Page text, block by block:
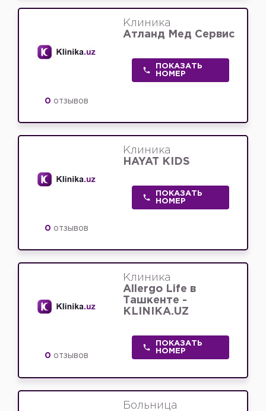
0 отзывов
Клиника
Атланд Мед Сервис
ПОКАЗАТЬ
НОМЕР
0 отзывов
Клиника
HAYAT KIDS
ПОКАЗАТЬ
НОМЕР
0 отзывов
Клиника
Allergo Life в
Ташкенте -
KLINIKA.UZ
ПОКАЗАТЬ
НОМЕР
Больница